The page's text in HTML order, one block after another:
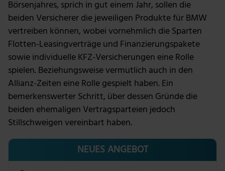
Börsenjahres, sprich in gut einem Jahr, sollen die
beiden Versicherer die jeweiligen Produkte für BMW
vertreiben können, wobei vornehmlich die Sparten
Flotten-Leasingverträge und Finanzierungspakete
sowie individuelle KFZ-Versicherungen eine Rolle
spielen. Beziehungsweise vermutlich auch in den
Allianz-Zeiten eine Rolle gespielt haben. Ein
bemerkenswerter Schritt, über dessen Gründe die
beiden ehemaligen Vertragsparteien jedoch
Stillschweigen vereinbart haben.
NEUES ANGEBOT